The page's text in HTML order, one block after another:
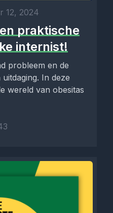
12, 2024
praktische
internist!
probleem en de
In deze
wereld van obesitas